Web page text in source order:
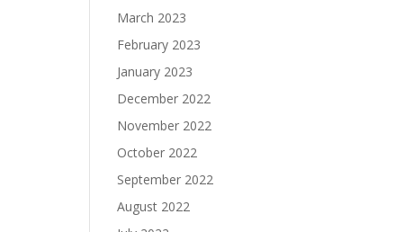
March 2023
February 2023
January 2023
December 2022
November 2022
October 2022
September 2022
August 2022